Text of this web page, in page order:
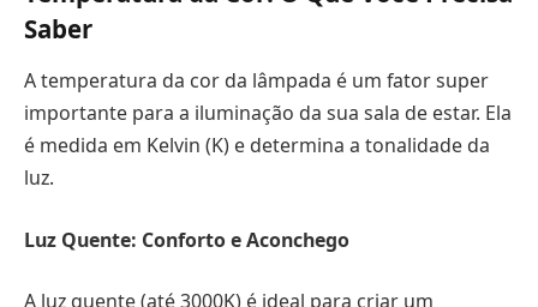
Saber
A temperatura da cor da lâmpada é um fator super
importante para a iluminação da sua sala de estar. Ela
é medida em Kelvin (K) e determina a tonalidade da
luz.
Luz Quente: Conforto e Aconchego
A luz quente (até 3000K) é ideal para criar um